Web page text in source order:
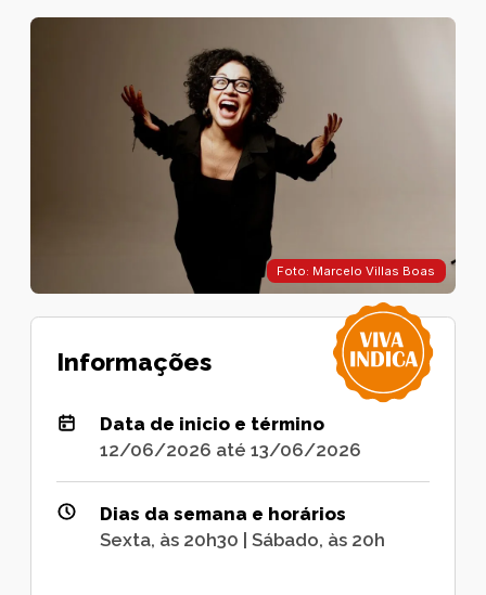
Foto: Marcelo Villas Boas
Informações
Data de inicio e término
12/06/2026 até 13/06/2026
Dias da semana e horários
Sexta, às 20h30 | Sábado, às 20h